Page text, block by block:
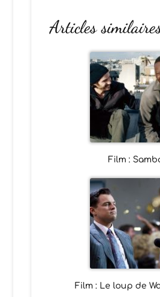
Articles
Film :
Film : Le loup de